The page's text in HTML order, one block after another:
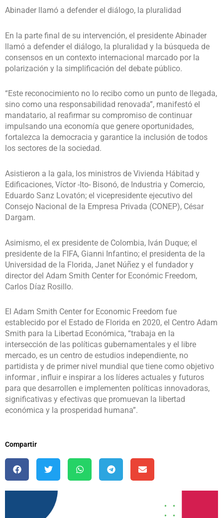
Abinader llamó a defender el diálogo, la pluralidad
En la parte final de su intervención, el presidente Abinader
llamó a defender el diálogo, la pluralidad y la búsqueda de
consensos en un contexto internacional marcado por la
polarización y la simplificación del debate público.
“Este reconocimiento no lo recibo como un punto de llegada,
sino como una responsabilidad renovada”, manifestó el
mandatario, al reafirmar su compromiso de continuar
impulsando una economía que genere oportunidades,
fortalezca la democracia y garantice la inclusión de todos
los sectores de la sociedad.
Asistieron a la gala, los ministros de Vivienda Hábitad y
Edificaciones, Víctor -Ito- Bisonó, de Industria y Comercio,
Eduardo Sanz Lovatón; el vicepresidente ejecutivo del
Consejo Nacional de la Empresa Privada (CONEP), César
Dargam.
Asimismo, el ex presidente de Colombia, Iván Duque; el
presidente de la FIFA, Gianni Infantino; el presidenta de la
Universidad de la Florida, Janet Núñez y el fundador y
director del Adam Smith Center for Económic Freedom,
Carlos Díaz Rosillo.
El Adam Smith Center for Economic Freedom fue
establecido por el Estado de Florida en 2020, el Centro Adam
Smith para la Libertad Económica, “trabaja en la
intersección de las políticas gubernamentales y el libre
mercado, es un centro de estudios independiente, no
partidista y de primer nivel mundial que tiene como objetivo
informar , influir e inspirar a los líderes actuales y futuros
para que desarrollen e implementen políticas innovadoras,
significativas y efectivas que promuevan la libertad
económica y la prosperidad humana”.
Compartir